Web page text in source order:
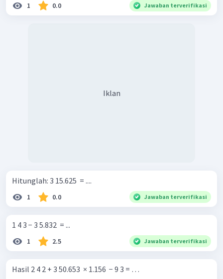
1 0.0 Jawaban terverifikasi
Iklan
Hitunglah: 3 15.625 ​ = ....
1 0.0 Jawaban terverifikasi
1 4 3 − 3 5.832 ​ = ...
1 2.5 Jawaban terverifikasi
Hasil 2 4 2 + 3 50.653 ​ × 1.156 ​ − 9 3 = …